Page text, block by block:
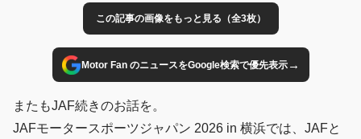
この記事の画像をもっと見る（全3枚）
Motor Fan のニュースをGoogle検索で優先表示→
またもJAF続きのお話を。
JAFモータースポーツジャパン 2026 in 横浜では、JAFと